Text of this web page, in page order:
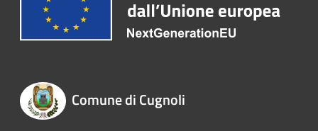
Comune di Cugnoli